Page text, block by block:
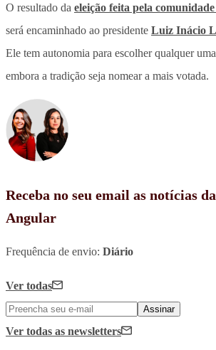
O resultado da eleição feita pela
será encaminhado ao presidente Luiz Inácio
Ele tem autonomia para escolher qualquer
embora a tradição seja nomear a mais votada.
Receba no seu email as notícias
Angular
Frequência de envio: Diário
Ver todas
Assinar
Ver todas as newsletters